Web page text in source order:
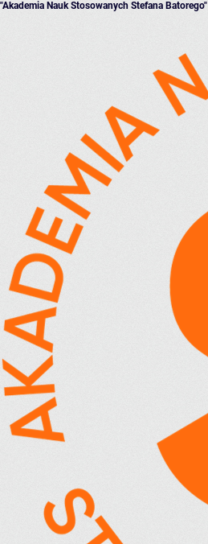
"Akademia Nauk Stosowanych Stefana Batorego"